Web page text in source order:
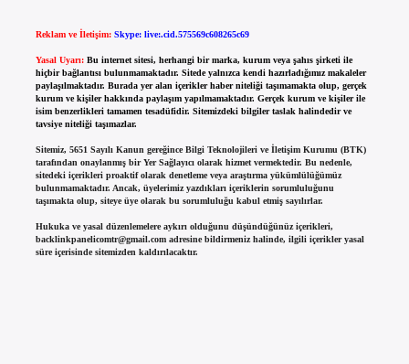
Reklam ve İletişim: Skype: live:.cid.575569c608265c69
Yasal Uyarı: Bu internet sitesi, herhangi bir marka, kurum veya şahıs şirketi ile
hiçbir bağlantısı bulunmamaktadır. Sitede yalnızca kendi hazırladığımız makaleler
paylaşılmaktadır. Burada yer alan içerikler haber niteliği taşımamakta olup, gerçek
kurum ve kişiler hakkında paylaşım yapılmamaktadır. Gerçek kurum ve kişiler ile
isim benzerlikleri tamamen tesadüfidir. Sitemizdeki bilgiler taslak halindedir ve
tavsiye niteliği taşımazlar.
Sitemiz, 5651 Sayılı Kanun gereğince Bilgi Teknolojileri ve İletişim Kurumu (BTK)
tarafından onaylanmış bir Yer Sağlayıcı olarak hizmet vermektedir. Bu nedenle,
sitedeki içerikleri proaktif olarak denetleme veya araştırma yükümlülüğümüz
bulunmamaktadır. Ancak, üyelerimiz yazdıkları içeriklerin sorumluluğunu
taşımakta olup, siteye üye olarak bu sorumluluğu kabul etmiş sayılırlar.
Hukuka ve yasal düzenlemelere aykırı olduğunu düşündüğünüz içerikleri,
backlinkpanelicomtr@gmail.comadresine bildirmeniz halinde, ilgili içerikler yasal
süre içerisinde sitemizden kaldırılacaktır.